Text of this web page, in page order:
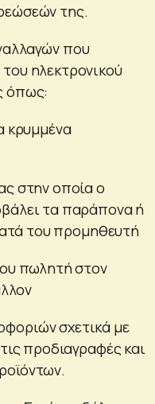
της.
που
ηλεκτρονικού
όπως:
κρυμμένα
στην οποία ο
τα παράπονα ή
του προμηθευτή
πωλητή στον
σχετικά με
προδιαγραφές και